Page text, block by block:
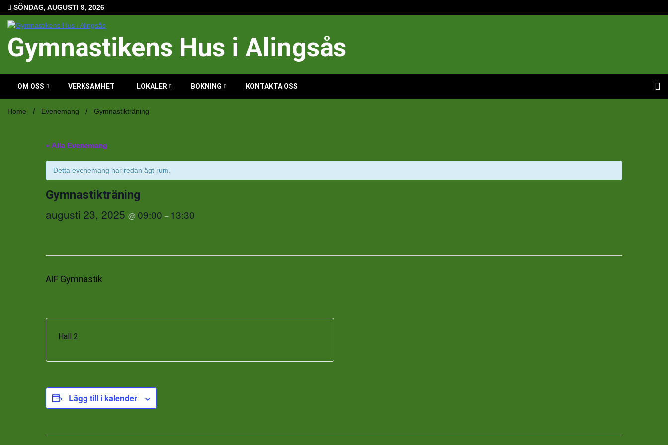
Hoppa
till
innehåll
SÖNDAG, AUGUSTI 9, 2026
Gymnastikens Hus i Alingsås
OM OSS VERKSAMHET LOKALER BOKNING KONTAKTA OSS
Home Evenemang Gymnastikträning
« Alla Evenemang
Detta evenemang har redan ägt rum.
Gymnastikträning
augusti 23, 2025 @ 09:00 – 13:30
AIF Gymnastik
Hall 2
Lägg till i kalender